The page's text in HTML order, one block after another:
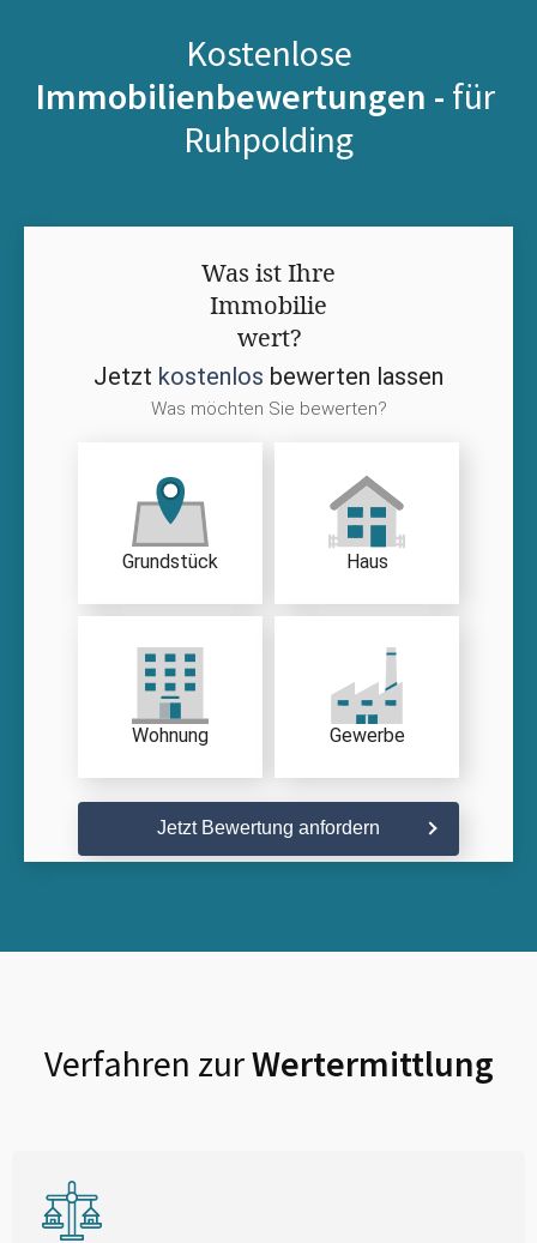
Kostenlose
Immobilienbewertungen - für
Ruhpolding
Was ist Ihre
Immobilie
wert?
Jetzt kostenlos bewerten lassen
Was möchten Sie bewerten?
Grundstück Haus
Wohnung Gewerbe
Jetzt Bewertung anfordern
Verfahren zurWertermittlung